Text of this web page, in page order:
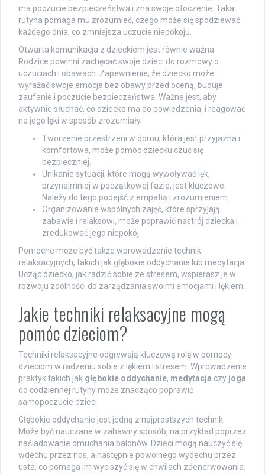
ma poczucie bezpieczeństwa i zna swoje otoczenie. Taka
rutyna pomaga mu zrozumieć, czego może się spodziewać
każdego dnia, co zmniejsza uczucie niepokoju.
Otwarta komunikacja z dzieckiem jest równie ważna.
Rodzice powinni zachęcać swoje dzieci do rozmowy o
uczuciach i obawach. Zapewnienie, że dziecko może
wyrażać swoje emocje bez obawy przed oceną, buduje
zaufanie i poczucie bezpieczeństwa. Ważne jest, aby
aktywnie słuchać, co dziecko ma do powiedzenia, i reagować
na jego lęki w sposób zrozumiały.
Tworzenie przestrzeni w domu, która jest przyjazna i
komfortowa, może pomóc dziecku czuć się
bezpieczniej.
Unikanie sytuacji, które mogą wywoływać lęk,
przynajmniej w początkowej fazie, jest kluczowe.
Należy do tego podejść z empatią i zrozumieniem.
Organizowanie wspólnych zajęć, które sprzyjają
zabawie i relaksowi, może poprawić nastrój dziecka i
zredukować jego niepokój.
Pomocne może być także wprowadzenie technik
relaksacyjnych, takich jak głębokie oddychanie lub medytacja.
Ucząc dziecko, jak radzić sobie ze stresem, wspierasz je w
rozwoju zdolności do zarządzania swoimi emocjami i lękiem.
Jakie techniki relaksacyjne mogą
pomóc dzieciom?
Techniki relaksacyjne odgrywają kluczową rolę w pomocy
dzieciom w radzeniu sobie z lękiem i stresem. Wprowadzenie
praktyk takich jak głębokie oddychanie, medytacja czy joga
do codziennej rutyny może znacząco poprawić
samopoczucie dzieci.
Głębokie oddychanie jest jedną z najprostszych technik.
Może być nauczane w zabawny sposób, na przykład poprzez
naśladowanie dmuchania balonów. Dzieci mogą nauczyć się
wdechu przez nos, a następnie powolnego wydechu przez
usta, co pomaga im wyciszyć się w chwilach zdenerwowania.